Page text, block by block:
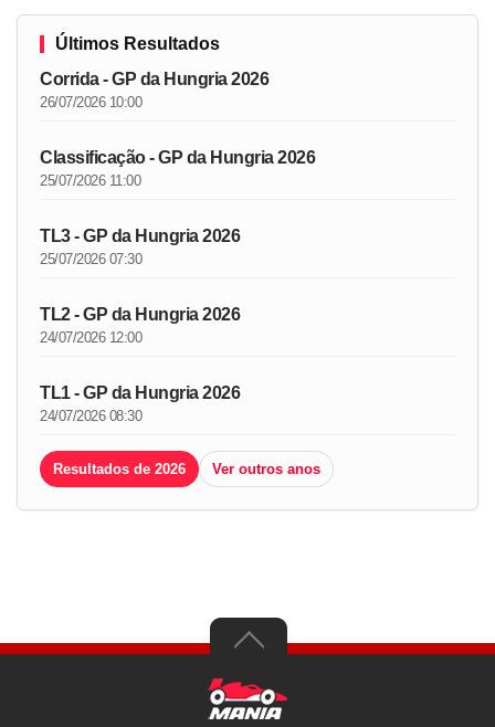
Últimos Resultados
Corrida - GP da Hungria 2026
26/07/2026 10:00
Classificação - GP da Hungria 2026
25/07/2026 11:00
TL3 - GP da Hungria 2026
25/07/2026 07:30
TL2 - GP da Hungria 2026
24/07/2026 12:00
TL1 - GP da Hungria 2026
24/07/2026 08:30
Resultados de 2026 Ver outros anos